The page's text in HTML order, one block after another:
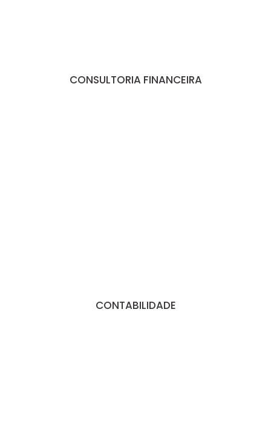
CONSULTORIA FINANCEIRA
CONTABILIDADE